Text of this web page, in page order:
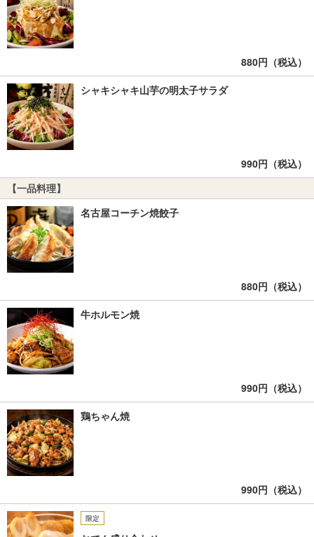
880円（税込）
シャキシャキ山芋の明太子サラダ
990円（税込）
【一品料理】
名古屋コーチン焼餃子
880円（税込）
牛ホルモン焼
990円（税込）
鶏ちゃん焼
990円（税込）
限定